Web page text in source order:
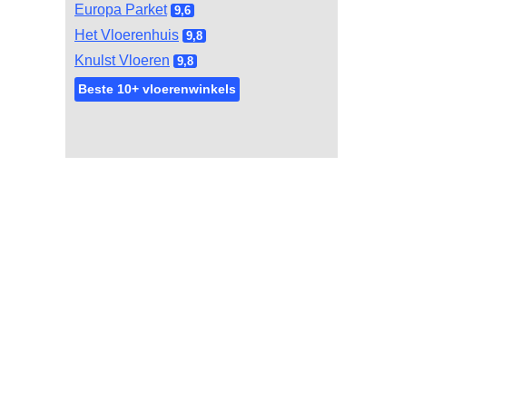
Europa Parket 9,6
Het Vloerenhuis 9,8
Knulst Vloeren 9,8
Beste 10+ vloerenwinkels